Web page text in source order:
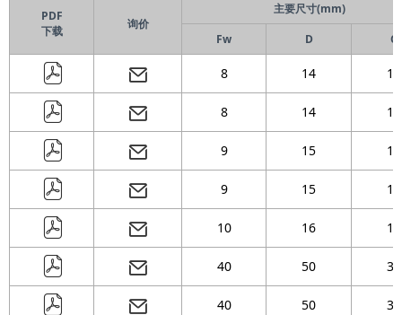
PDF
下载
询价
主要尺寸(mm)
Fw
D C
8 14 10
8 14 12
9 15 10
9 15 13
10 16 10
40 50 32
40 50 38